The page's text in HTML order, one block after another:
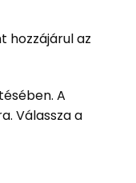
hozzájárul az
A
Válassza a